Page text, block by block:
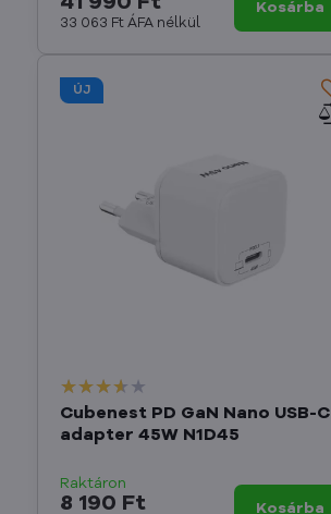
33 063 Ft ÁFA nélkül
Kosárba
ÚJ
Cubenest PD GaN Nano USB-C
adapter 45W N1D45
Raktáron
8 190 Ft Kosárba